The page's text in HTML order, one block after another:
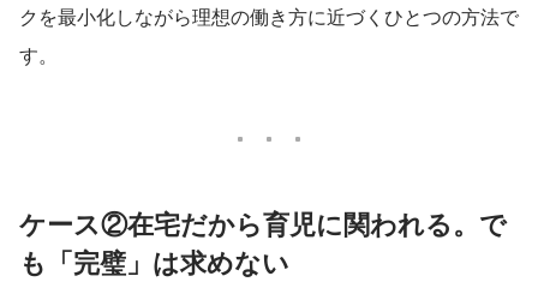
クを最小化しながら理想の働き方に近づくひとつの方法で
す。
ケース②在宅だから育児に関われる。で
も「完璧」は求めない